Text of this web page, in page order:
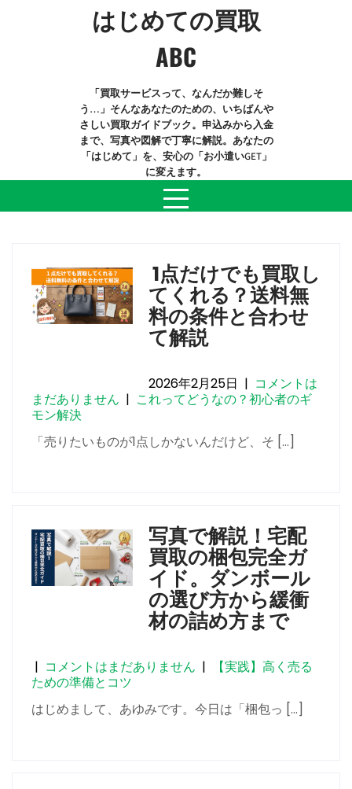
はじめての買取
ABC
「買取サービスって、なんだか難しそ
う…」そんなあなたのための、いちばんや
さしい買取ガイドブック。申込みから入金
まで、写真や図解で丁寧に解説。あなたの
「はじめて」を、安心の「お小遣いGET」
に変えます。
1点だけでも買取し
てくれる？送料無
料の条件と合わせ
て解説
2026年2月25日 | コメントは
まだありません | これってどうなの？初心者のギ
モン解決
「売りたいものが1点しかないんだけど、そ […]
写真で解説！宅配
買取の梱包完全ガ
イド。ダンボール
の選び方から緩衝
材の詰め方まで
| コメントはまだありません |
【実践】高く売る
ための準備とコツ
はじめまして、あゆみです。今日は「梱包っ […]